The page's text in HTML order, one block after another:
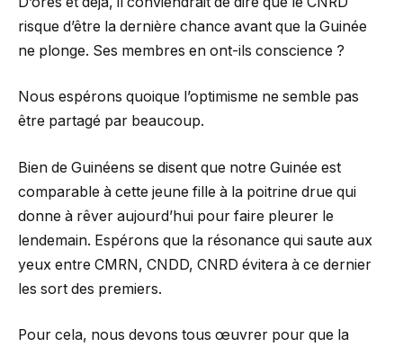
risque d’être la dernière chance avant que la Guinée
ne plonge. Ses membres en ont-ils conscience ?
Nous espérons quoique l’optimisme ne semble pas
être partagé par beaucoup.
Bien de Guinéens se disent que notre Guinée est
comparable à cette jeune fille à la poitrine drue qui
donne à rêver aujourd’hui pour faire pleurer le
lendemain. Espérons que la résonance qui saute aux
yeux entre CMRN, CNDD, CNRD évitera à ce dernier
les sort des premiers.
Pour cela, nous devons tous œuvrer pour que la